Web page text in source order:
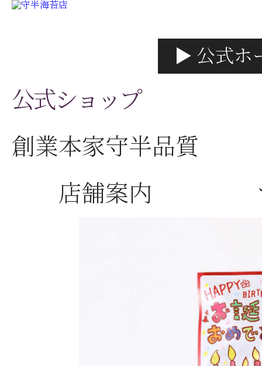
公式ショップ
▶ 公式ホ
創業本家守半品質
店舗案内